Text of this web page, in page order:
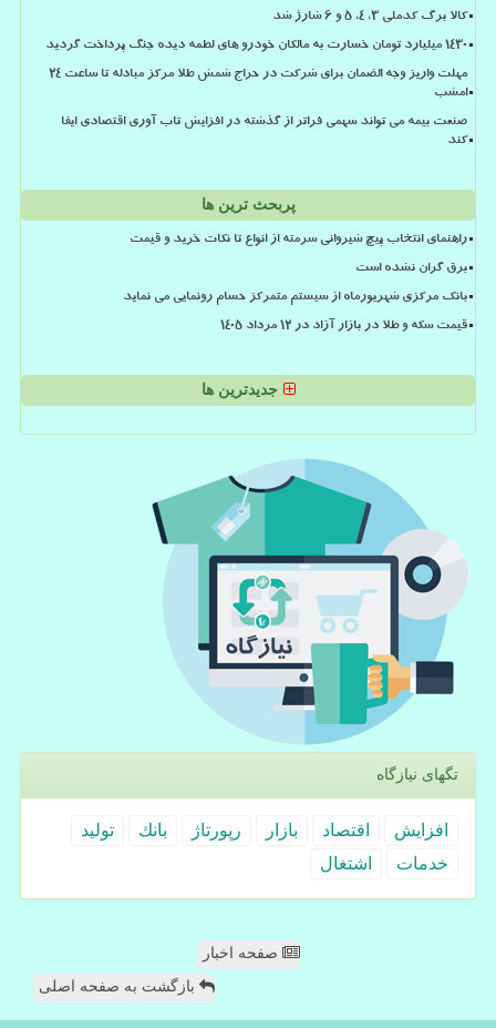
کالا برگ کدملی 3، 4، 5 و 6 شارژ شد
۱۴۳۰ میلیارد تومان خسارت به مالکان خودرو های لطمه دیده جنگ پرداخت گردید
مهلت واریز وجه الضمان برای شرکت در حراج شمش طلا مرکز مبادله تا ساعت ۲۴
امشب
صنعت بیمه می تواند سهمی فراتر از گذشته در افزایش تاب آوری اقتصادی ایفا
کند
پربحث ترین ها
راهنمای انتخاب پیچ شیروانی سرمته از انواع تا نکات خرید و قیمت
برق گران نشده است
بانک مرکزی شهریورماه از سیستم متمرکز حسام رونمایی می نماید
قیمت سکه و طلا در بازار آزاد در ۱۲ مرداد ۱۴۰۵
جدیدترین ها
تگهای نیازگاه
افزایش اقتصاد بازار رپورتاژ بانك
تولید
خدمات
اشتغال
صفحه اخبار
بازگشت به صفحه اصلی